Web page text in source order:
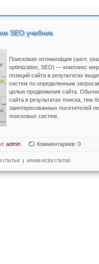
SEO учебник
Поиско́вая оптимиза́ция (англ.
optimization, SEO) — комплекс
позиций сайта в результатах
систем по определенным
целью продвижения сайта.
сайта в результатах поиска, тем
заинтересованных посетителей
поисковых систем.
admin Комментариев: 0
СТАТЬЯ АРХИВ ВСЕХ СТАТЕЙ